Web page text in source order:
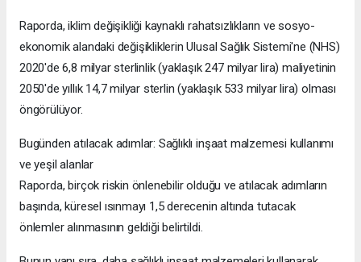
Raporda, iklim değişikliği kaynaklı rahatsızlıkların ve sosyo-
ekonomik alandaki değişikliklerin Ulusal Sağlık Sistemi'ne (NHS)
2020'de 6,8 milyar sterlinlik (yaklaşık 247 milyar lira) maliyetinin
2050'de yıllık 14,7 milyar sterlin (yaklaşık 533 milyar lira) olması
öngörülüyor.
Bugünden atılacak adımlar: Sağlıklı inşaat malzemesi kullanımı
ve yeşil alanlar
Raporda, birçok riskin önlenebilir olduğu ve atılacak adımların
başında, küresel ısınmayı 1,5 derecenin altında tutacak
önlemler alınmasının geldiği belirtildi.